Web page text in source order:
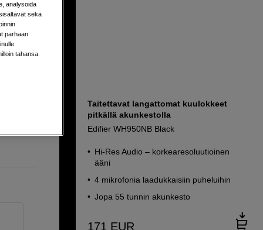
Taitettavat langattomat kuulokkeet
pitkällä akunkestolla
Edifier WH950NB Black
Hi-Res Audio – korkearesoluutioinen
ääni
4 mikrofonia laadukkaisiin puheluihin
Jopa 55 tunnin akunkesto
171 EUR
analysoida
sekä
parhaan
tahansa.